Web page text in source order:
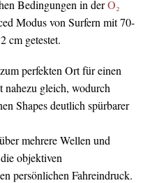
Bedingungen in derO₂
Modus von Surfern mit 70-
cm getestet.
perfekten Ort für einen
nahezu gleich, wodurch
Shapes deutlich spürbarer
mehrere Wellen und
objektiven
persönlichen Fahreindruck.